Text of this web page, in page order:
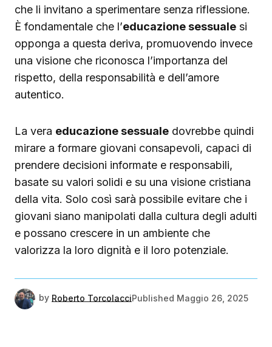
che li invitano a sperimentare senza riflessione.
È fondamentale che l’educazione sessuale si
opponga a questa deriva, promuovendo invece
una visione che riconosca l’importanza del
rispetto, della responsabilità e dell’amore
autentico.
La vera educazione sessuale dovrebbe quindi
mirare a formare giovani consapevoli, capaci di
prendere decisioni informate e responsabili,
basate su valori solidi e su una visione cristiana
della vita. Solo così sarà possibile evitare che i
giovani siano manipolati dalla cultura degli adulti
e possano crescere in un ambiente che
valorizza la loro dignità e il loro potenziale.
by Roberto TorcolacciPublished Maggio 26, 2025